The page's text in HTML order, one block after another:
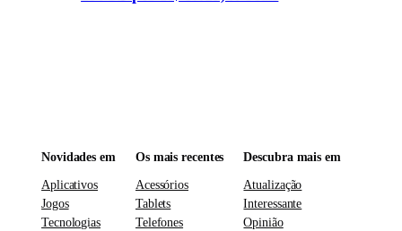
Novidades em
Aplicativos
Jogos
Tecnologias
Os mais recentes
Acessórios
Tablets
Telefones
Descubra mais em
Atualização
Interessante
Opinião